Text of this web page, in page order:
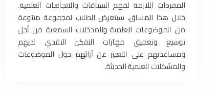
المفردات اللازمة لفهم السياقات والاتجاهات العلمية.
خلال هذا المساق، سيتعرض الطلاب لمجموعة متنوعة
من الموضوعات العلمية والمدخلات السمعية من أجل
توسيع وتعميق مهارات التفكير النقدي لديهم
ومساعدتهم على التعبير عن آرائهم حول الموضوعات
والمشكلات العلمية الحديثة.